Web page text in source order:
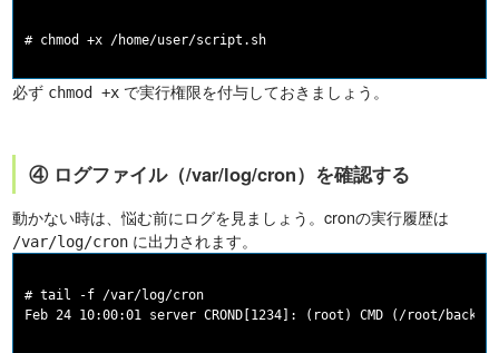
必ず chmod +x で実行権限を付与しておきましょう。
④ ログファイル（/var/log/cron）を確認する
動かない時は、悩む前にログを見ましょう。cronの実行履歴は
/var/log/cron に出力されます。
# tail -f /var/log/cron